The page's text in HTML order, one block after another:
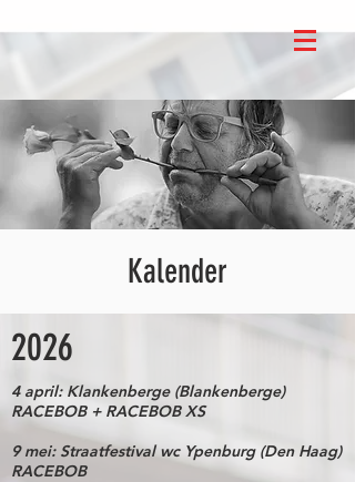
Kalender
2026
​4 april: Klankenberge (Blankenberge)
RACEBOB + RACEBOB XS​
9 mei: Straatfestival wc Ypenburg (Den Haag)
RACEBOB​